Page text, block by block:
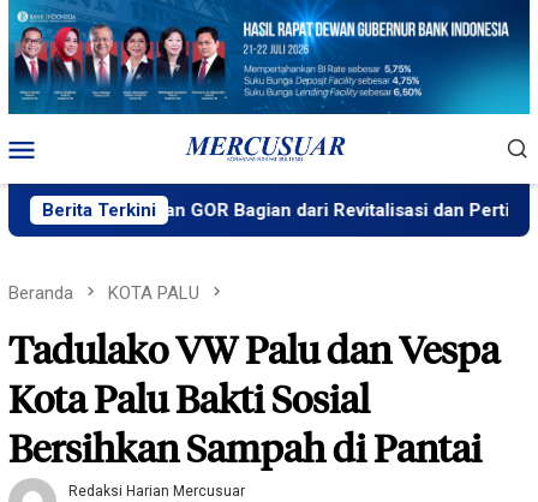
Loncat
konten
Mobile
Berita Terkini
di Taman GOR Bagian dari Revitalisasi dan Pertimbangan
Beranda KOTA PALU
Tadulako VW Palu dan Vespa
Kota Palu Bakti Sosial
Bersihkan Sampah di Pantai
Redaksi Harian Mercusuar